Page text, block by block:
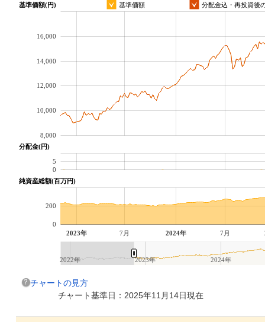
基準価額(円) 基準価額 分配金込・再投資後
8,000
10,000
12,000
14,000
16,000
分配金(円)
0
5
純資産総額(百万円)
2023年 7月 2024年 7月
0
200
2022年 2023年 2024年
チャートの見方
チャート基準日：2025年11月14日現在